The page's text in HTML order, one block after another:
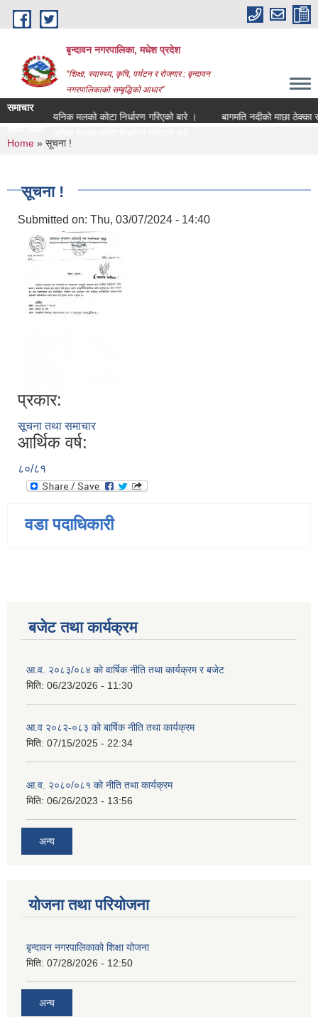
Skip to main content
बृन्दावन नगरपालिका, मधेश प्रदेश
"शिक्षा, स्वास्थ्य, कृषि, पर्यटन र रोजगार : बृन्दावन
नगरपालिकाको सम्बृद्धिको आधार"
समाचार
रासायनिक मलको कोटा निर्धारण गरिएको बारे ।
बागमति नदीको माछा ठेक्का
You are here
Home » सूचना !
सूचना !
Submitted on: Thu, 03/07/2024 - 14:40
प्रकार:
सूचना तथा समाचार
आर्थिक वर्ष:
८०/८१
वडा पदाधिकारी
बजेट तथा कार्यक्रम
आ.व. २०८३/०८४ को वार्षिक नीति तथा कार्यक्रम र बजेट
मिति: 06/23/2026 - 11:30
आ.व २०८२-०८३ को बार्षिक नीति तथा कार्यक्रम
मिति: 07/15/2025 - 22:34
आ.व. २०८०/०८१ को नीति तथा कार्यक्रम
मिति: 06/26/2023 - 13:56
अन्य
योजना तथा परियोजना
बृन्दावन नगरपालिकाको शिक्षा योजना
मिति: 07/28/2026 - 12:50
अन्य